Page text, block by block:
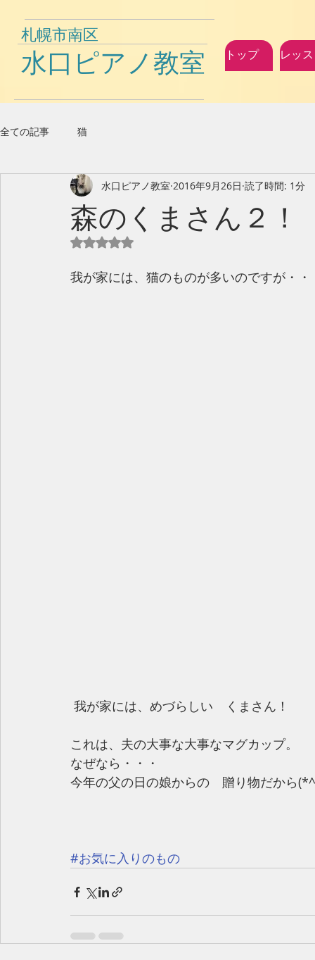
札幌市南区
水口ピアノ教室 トップ レッ
全ての記事 猫
森のくまさん２！
水口ピアノ教室 2016年9月26日 読了時間: 1分
5つ星のうちNaNと評価されています。
我が家には、猫のものが多いのですが・・
我が家には、めづらしい　くまさん！
これは、夫の大事な大事なマグカップ。
なぜなら・・・
今年の父の日の娘からの　贈り物だから
#お気に入りのもの